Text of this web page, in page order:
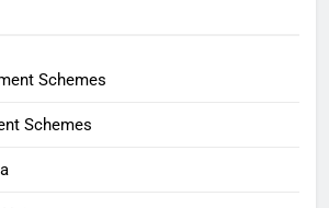
Schemes
Schemes